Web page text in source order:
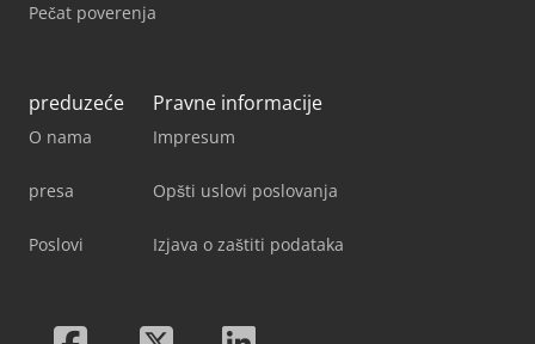
Pečat poverenja
preduzeće
O nama
presa
Poslovi
Pravne informacije
Impresum
Opšti uslovi poslovanja
Izjava o zaštiti podataka